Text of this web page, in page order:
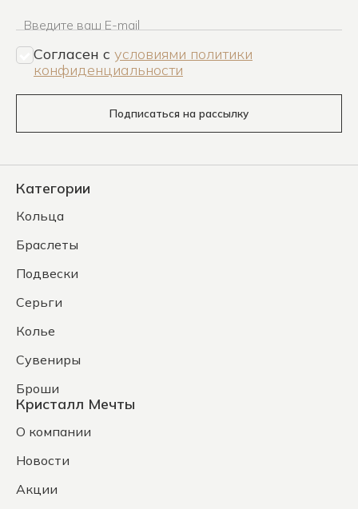
Введите ваш E-mail
Согласен c условиями политики
конфиденциальности
Подписаться на рассылку
Категории
Кольца
Браслеты
Подвески
Серьги
Колье
Сувениры
Броши
Кристалл Мечты
О компании
Новости
Акции